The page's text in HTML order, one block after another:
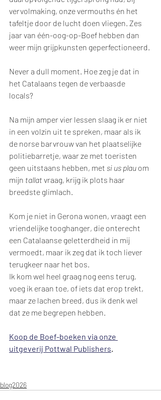
vervolmaking, onze vermouths én het
tafeltje door de lucht doen vliegen. Zes
jaar van één-oog-op-Boef hebben dan
weer mijn grijpkunsten geperfectioneerd.
Never a dull moment. Hoe zeg je dat in
het Catalaans tegen de verbaasde
locals?
Na mijn amper vier lessen slaag ik er niet
in een volzin uit te spreken, maar als ik
de norse barvrouw van het plaatselijke
politiebarretje, waar ze met toeristen
geen uitstaans hebben, met si us plau om
mijn tallat vraag, krijg ik plots haar
breedste glimlach.
Kom je niet in Gerona wonen, vraagt een
vriendelijke tooghanger, die onterecht
een Catalaanse geletterdheid in mij
vermoedt, maar ik zeg dat ik toch liever
terugkeer naar het bos.
Ik kom wel heel graag nog eens terug,
voeg ik eraan toe, of iets dat erop trekt,
maar ze lachen breed, dus ik denk wel
dat ze me begrepen hebben.
Koop de Boef-boeken via onze
uitgeverij Pottwal Publishers.
blog2026